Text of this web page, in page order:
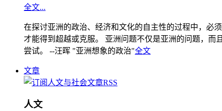
全文...
在探讨亚洲的政治、经济和文化的自主性的过程中，必
才能得到超越或克服。 亚洲问题不仅是亚洲的问题，
尝试。 --汪晖 "亚洲想象的政治"全文
文章
人文